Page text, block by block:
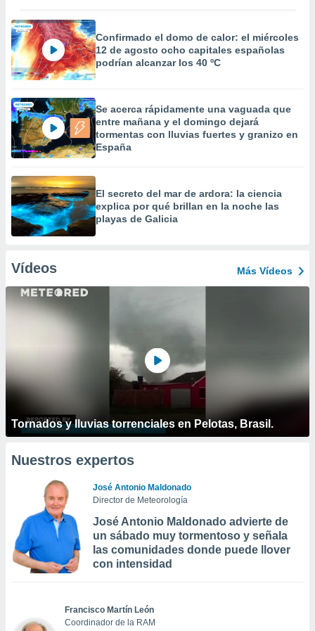
Confirmado el domo de calor: el miércoles
12 de agosto ocho capitales españolas
podrían alcanzar los 40 ºC
Se acerca rápidamente una vaguada que
entre mañana y el domingo dejará
tormentas con lluvias fuertes y granizo en
España
El secreto del mar de ardora: la ciencia
explica por qué brillan en la noche las
playas de Galicia
Vídeos Más Vídeos
Tornados y lluvias torrenciales en Pelotas, Brasil.
Nuestros expertos
José Antonio Maldonado
Director de Meteorología
José Antonio Maldonado advierte de
un sábado muy tormentoso y señala
las comunidades donde puede llover
con intensidad
Francisco Martín León
Coordinador de la RAM